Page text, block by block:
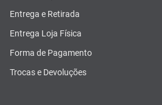
Entrega e Retirada
Entrega Loja Física
Forma de Pagamento
Trocas e Devoluções